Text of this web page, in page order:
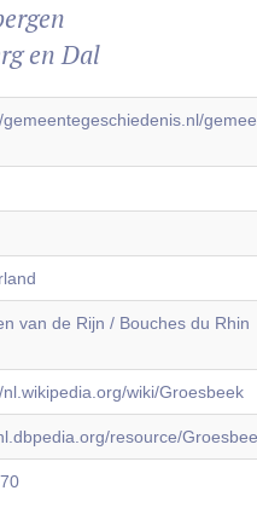
en Dal
gemeentegeschiedenis.nl/
van de Rijn / Bouches du Rhin
nl.wikipedia.org/wiki/Groesbeek
resource/